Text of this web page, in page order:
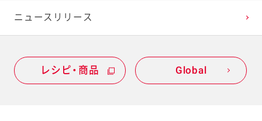
ニュースリリース
レシピ・商品 Global